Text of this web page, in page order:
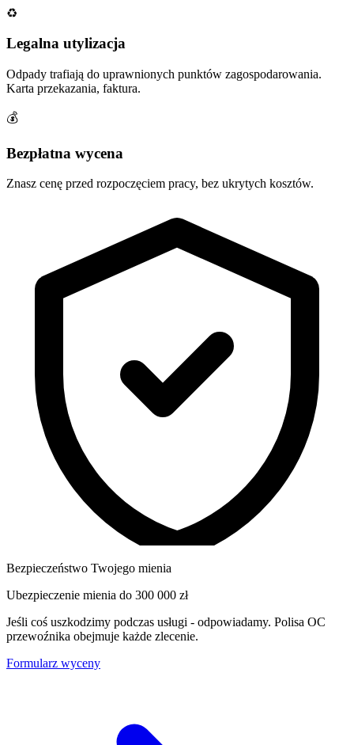
♻️
Legalna utylizacja
Odpady trafiają do uprawnionych punktów zagospodarowania.
Karta przekazania, faktura.
💰
Bezpłatna wycena
Znasz cenę przed rozpoczęciem pracy, bez ukrytych kosztów.
Bezpieczeństwo Twojego mienia
Ubezpieczenie mienia do 300 000 zł
Jeśli coś uszkodzimy podczas usługi - odpowiadamy. Polisa OC
przewoźnika obejmuje każde zlecenie.
Formularz wyceny